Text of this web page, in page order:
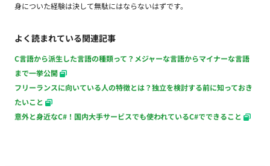
身についた経験は決して無駄にはならないはずです。
よく読まれている関連記事
C言語から派生した言語の種類って？メジャーな言語からマイナーな言語
まで一挙公開
フリーランスに向いている人の特徴とは？独立を検討する前に知っておき
たいこと
意外と身近なC#！国内大手サービスでも使われているC#でできること